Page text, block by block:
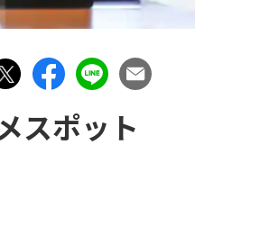
スポット